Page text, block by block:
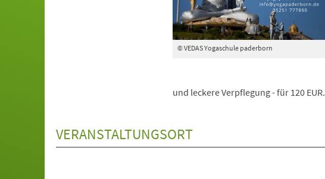
© VEDAS Yogaschule paderborn
und leckere Verpflegung - für 120 EUR.
VERANSTALTUNGSORT